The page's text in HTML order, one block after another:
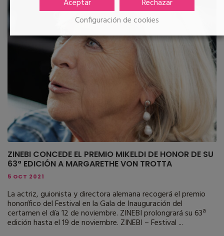
ZINEBI CONCEDE EL PREMIO MIKELDI DE HONOR DE SU
63ª EDICIÓN A MARGARETHE VON TROTTA
5 OCT 2021
La actriz, guionista y directora alemana recogerá el premio
honorífico del Festival en la Gala de Inauguración del
certamen el día 12 de noviembre. ZINEBI prolongrará su 63ª
edición hasta el 19 de noviembre. ZINEBI – Festival ...
Aceptar
Rechazar
Configuración de cookies